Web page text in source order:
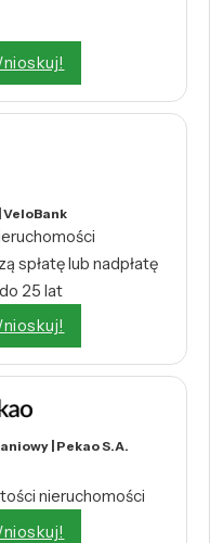
spłatę lub nadpłatę
25 lat
| Pekao S.A.
nieruchomości